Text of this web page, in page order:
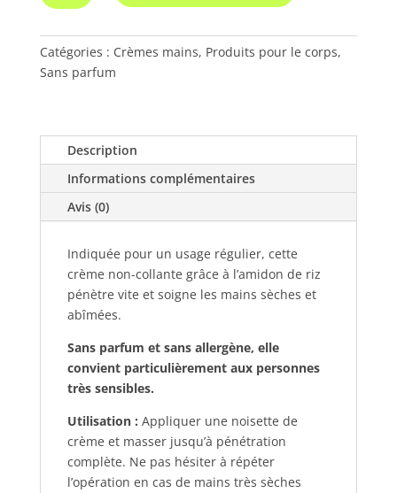
Crème
à
l’aloe
"sans
parfum"
Catégories : Crèmes mains, Produits pour le corps,
Sans parfum
Description
Informations complémentaires
Avis (0)
Indiquée pour un usage régulier, cette
crème non-collante grâce à l’amidon de riz
pénètre vite et soigne les mains sèches et
abîmées.
Sans parfum et sans allergène, elle
convient particulièrement aux personnes
très sensibles.
Utilisation : Appliquer une noisette de
crème et masser jusqu’à pénétration
complète. Ne pas hésiter à répéter
l’opération en cas de mains très sèches